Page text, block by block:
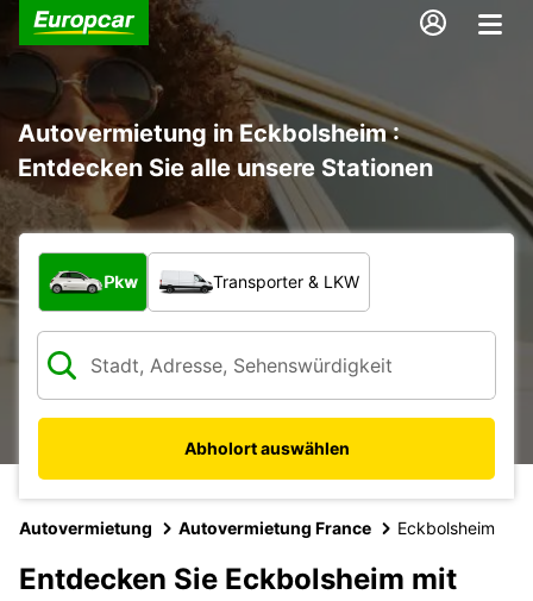
Autovermietung in Eckbolsheim :
Entdecken Sie alle unsere Stationen
Welche Art von Fahrzeug?
Pkw Transporter & LKW
Abholort auswählen
Autovermietung Autovermietung France Eckbolsheim
Entdecken Sie Eckbolsheim mit